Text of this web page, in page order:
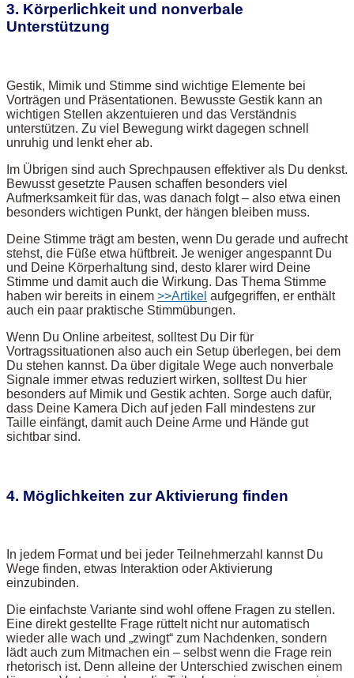
3. Körperlichkeit und nonverbale
Unterstützung
Gestik, Mimik und Stimme sind wichtige Elemente bei
Vorträgen und Präsentationen. Bewusste Gestik kann an
wichtigen Stellen akzentuieren und das Verständnis
unterstützen. Zu viel Bewegung wirkt dagegen schnell
unruhig und lenkt eher ab.
Im Übrigen sind auch Sprechpausen effektiver als Du denkst.
Bewusst gesetzte Pausen schaffen besonders viel
Aufmerksamkeit für das, was danach folgt – also etwa einen
besonders wichtigen Punkt, der hängen bleiben muss.
Deine Stimme trägt am besten, wenn Du gerade und aufrecht
stehst, die Füße etwa hüftbreit. Je weniger angespannt Du
und Deine Körperhaltung sind, desto klarer wird Deine
Stimme und damit auch die Wirkung. Das Thema Stimme
haben wir bereits in einem >>Artikel aufgegriffen, er enthält
auch ein paar praktische Stimmübungen.
Wenn Du Online arbeitest, solltest Du Dir für
Vortragssituationen also auch ein Setup überlegen, bei dem
Du stehen kannst. Da über digitale Wege auch nonverbale
Signale immer etwas reduziert wirken, solltest Du hier
besonders auf Mimik und Gestik achten. Sorge auch dafür,
dass Deine Kamera Dich auf jeden Fall mindestens zur
Taille einfängt, damit auch Deine Arme und Hände gut
sichtbar sind.
4. Möglichkeiten zur Aktivierung finden
In jedem Format und bei jeder Teilnehmerzahl kannst Du
Wege finden, etwas Interaktion oder Aktivierung
einzubinden.
Die einfachste Variante sind wohl offene Fragen zu stellen.
Eine direkt gestellte Frage rüttelt nicht nur automatisch
wieder alle wach und „zwingt“ zum Nachdenken, sondern
lädt auch zum Mitmachen ein – selbst wenn die Frage rein
rhetorisch ist. Denn alleine der Unterschied zwischen einem